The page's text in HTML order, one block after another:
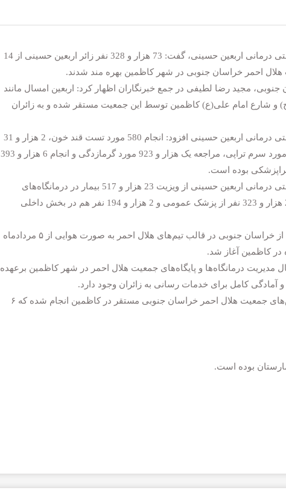
مسئول بهداشت و درمان کاظمین در عملیات بهداشتی درمانی اربعین حسینی، گفت: 73 هزار و 328 نفر زائر اربعین حسینی از 14
هلال احمر خراسان جنوبی در شهر کاظمین بهره مند شدند.
مجید رضا لطیفی در جمع خبرنگاران اظهار کرد: اربعین امسال مانند
و شارع امام علی(ع) کاظمین توسط این جمعیت مستقر شده و به زائران
مسئول بهداشت و درمان کاظمین در عملیات بهداشتی درمانی اربعین حسینی افزود: انجام 580 مورد تست قند خون، 2 هزار و 31
نفر فشار خون، 276 مورد نوار قلب، یک هزار و 586 مورد سرم تراپی، مراجعه یک هزار و 923 مورد گرمازدگی و انجام 6 هزار و 393
بوده است.
مسئول بهداشت و درمان کاظمین در عملیات بهداشتی درمانی اربعین حسینی از ویزیت 23 هزار و 517 بیمار در درمانگاه‌های
مستقر شهر کاظمین خبر داد و گفت: از این تعداد 21 هزار و 323 نفر از پزشک عمومی و 2 هزار و 194 نفر هم در بخش داخلی
لطیفی یادآور شد: ۱۱۲ پزشک، پرستار و کادر درمان از خراسان جنوبی در قالب تیم‌های هلال احمر به صورت هوایی از ۵ مردادماه
درمانگاه‌ها و پایگاه‌های جمعیت هلال احمر در شهر کاظمین برعهده
کامل برای خدمات رسانی به زائران وجود دارد.
لطیفی یادآور شد: تعداد ۴۱ انتقالی توسط آمبولانس‌های جمعیت هلال احمر خراسان جنوبی مستقر در کاظمین انجام شده که ۶
بوده است.